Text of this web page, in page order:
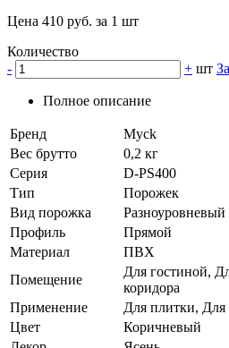
Цена 410 руб. за 1 шт
Количество
-
+ шт
Полное описание
Бренд
Myck
Вес брутто
0,2 кг
Серия
D-PS400
Тип
Порожек
Вид порожка
Разноуровневый
Профиль
Прямой
Материал
ПВХ
Помещение
Для гостиной,
коридора
Применение
Для плитки, Для
Цвет
Коричневый